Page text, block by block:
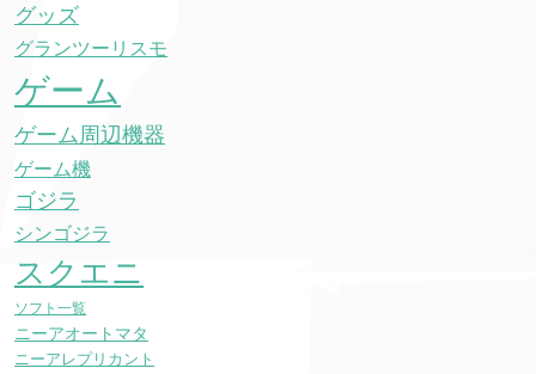
グッズ
グランツーリスモ
ゲーム
ゲーム周辺機器
ゲーム機
ゴジラ
シンゴジラ
スクエニ
ソフト一覧
ニーアオートマタ
ニーアレプリカント